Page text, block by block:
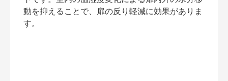
動を抑えることで、扉の反り軽減に効果がありま
す。